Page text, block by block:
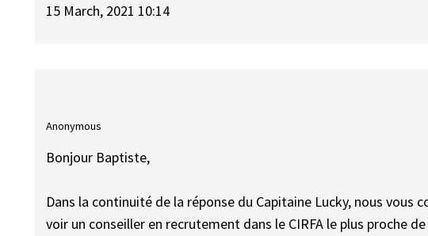
15 March, 2021 10:14
Anonymous
Bonjour Baptiste,
Dans la continuité de la réponse du Capitaine Lucky, nous vous
voir un conseiller en recrutement dans le CIRFA le plus proche